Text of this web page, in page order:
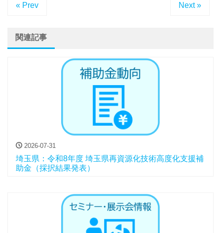
« Prev Next »
関連記事
2026-07-31
埼玉県：令和8年度 埼玉県再資源化技術高度化支援補
助金（採択結果発表）